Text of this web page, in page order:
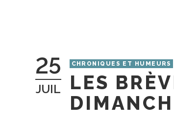
25
JUIL
CHRONIQUES ET HUMEURS
LES